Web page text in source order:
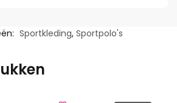
Sportkleding, Sportpolo's